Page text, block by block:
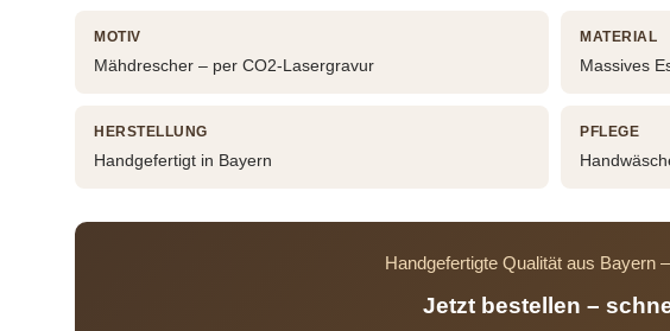
MOTIV
Mähdrescher – per CO2-Lasergravur
MATERIAL
Massives
HERSTELLUNG
Handgefertigt in Bayern
PFLEGE
Handgefertigte Qualität aus Bayern
Jetzt bestellen –